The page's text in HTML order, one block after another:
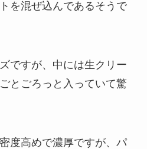
を混ぜ込んであるそうで
ですが、中には生クリー
とごろっと入っていて驚
度高めで濃厚ですが、パ